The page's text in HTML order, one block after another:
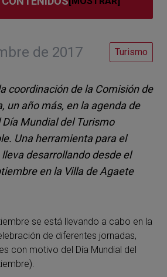
de 2017 Turismo
coordinación de la Comisión de
un año más, en la agenda de
Mundial del Turismo
Una herramienta para el
desarrollando desde el
en la Villa de Agaete
se está llevando a cabo en la
de diferentes jornadas,
con motivo del Día Mundial del